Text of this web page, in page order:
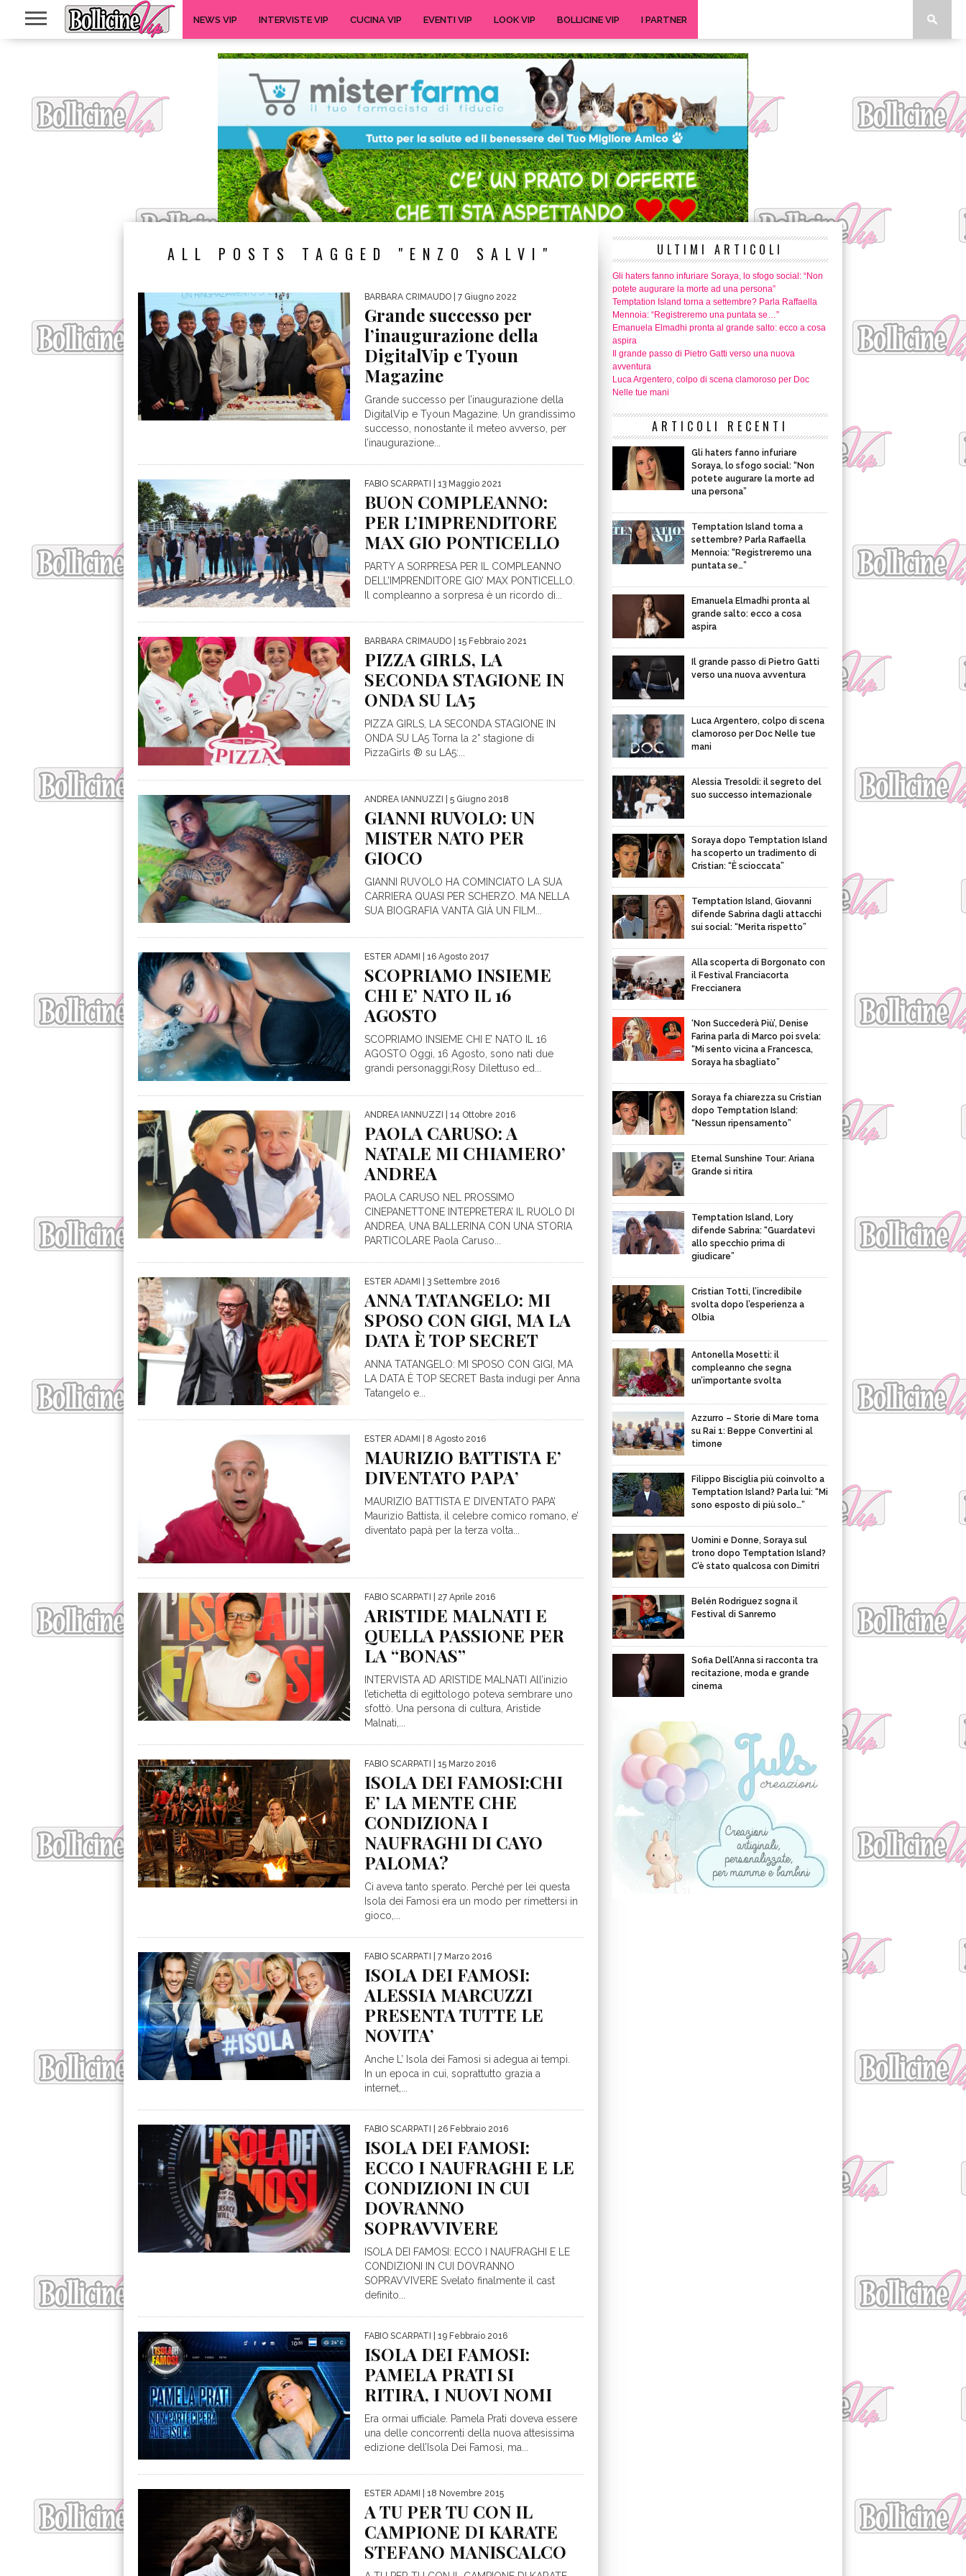
NEWS VIP INTERVISTE VIP CUCINA VIP EVENTI VIP LOOK VIP BOLLICINE VIP I PARTNER
ALL POSTS TAGGED "ENZO SALVI"
BARBARA CRIMAUDO | 7 Giugno 2022
Grande successo per
l’inaugurazione della
DigitalVip e Tyoun
Magazine
Grande successo per l’inaugurazione della
DigitalVip e Tyoun Magazine. Un grandissimo
successo, nonostante il meteo avverso, per
l’inaugurazione...
FABIO SCARPATI | 13 Maggio 2021
BUON COMPLEANNO:
PER L’IMPRENDITORE
MAX GIO PONTICELLO
PARTY A SORPRESA PER IL COMPLEANNO
DELL’IMPRENDITORE GIO’ MAX PONTICELLO.
Il compleanno a sorpresa è un ricordo di...
BARBARA CRIMAUDO | 15 Febbraio 2021
PIZZA GIRLS, LA
SECONDA STAGIONE IN
ONDA SU LA5
PIZZA GIRLS, LA SECONDA STAGIONE IN
ONDA SU LA5 Torna la 2° stagione di
PizzaGirls ® su LA5:...
ANDREA IANNUZZI | 5 Giugno 2018
GIANNI RUVOLO: UN
MISTER NATO PER
GIOCO
GIANNI RUVOLO HA COMINCIATO LA SUA
CARRIERA QUASI PER SCHERZO. MA NELLA
SUA BIOGRAFIA VANTA GIÀ UN FILM...
ESTER ADAMI | 16 Agosto 2017
SCOPRIAMO INSIEME
CHI E’ NATO IL 16
AGOSTO
SCOPRIAMO INSIEME CHI E’ NATO IL 16
AGOSTO Oggi, 16 Agosto, sono nati due
grandi personaggi;Rosy Dilettuso ed...
ANDREA IANNUZZI | 14 Ottobre 2016
PAOLA CARUSO: A
NATALE MI CHIAMERO’
ANDREA
PAOLA CARUSO NEL PROSSIMO
CINEPANETTONE INTEPRETERA’ IL RUOLO DI
ANDREA, UNA BALLERINA CON UNA STORIA
PARTICOLARE Paola Caruso...
ESTER ADAMI | 3 Settembre 2016
ANNA TATANGELO: MI
SPOSO CON GIGI, MA LA
ANNA TATANGELO: MI SPOSO CON GIGI, MA
LA DATA È TOP SECRET‏ Basta indugi per Anna
Tatangelo e...
ESTER ADAMI | 8 Agosto 2016
MAURIZIO BATTISTA E’
DIVENTATO PAPA’
MAURIZIO BATTISTA E’ DIVENTATO PAPA’
Maurizio Battista, il celebre comico romano, e’
diventato papà per la terza volta...
FABIO SCARPATI | 27 Aprile 2016
ARISTIDE MALNATI E
QUELLA PASSIONE PER
LA “BONAS”
INTERVISTA AD ARISTIDE MALNATI All’inizio
l’etichetta di egittologo poteva sembrare uno
sfottò. Una persona di cultura, Aristide
Malnati,...
FABIO SCARPATI | 15 Marzo 2016
ISOLA DEI FAMOSI:CHI
E’ LA MENTE CHE
CONDIZIONA I
NAUFRAGHI DI CAYO
PALOMA?
Ci aveva tanto sperato. Perché per lei questa
Isola dei Famosi era un modo per rimettersi in
gioco,...
FABIO SCARPATI | 7 Marzo 2016
ISOLA DEI FAMOSI:
ALESSIA MARCUZZI
PRESENTA TUTTE LE
NOVITA’
Anche L’ Isola dei Famosi si adegua ai tempi.
In un epoca in cui, soprattutto grazia a
internet,...
FABIO SCARPATI | 26 Febbraio 2016
ISOLA DEI FAMOSI:
ECCO I NAUFRAGHI E LE
CONDIZIONI IN CUI
DOVRANNO
SOPRAVVIVERE
ISOLA DEI FAMOSI: ECCO I NAUFRAGHI E LE
CONDIZIONI IN CUI DOVRANNO
SOPRAVVIVERE Svelato finalmente il cast
definito...
FABIO SCARPATI | 19 Febbraio 2016
ISOLA DEI FAMOSI:
PAMELA PRATI SI
RITIRA, I NUOVI NOMI
Era ormai ufficiale. Pamela Prati doveva essere
una delle concorrenti della nuova attesissima
edizione dell’Isola Dei Famosi, ma...
ESTER ADAMI | 18 Novembre 2015
A TU PER TU CON IL
CAMPIONE DI KARATE
STEFANO MANISCALCO
ULTIMI ARTICOLI
Gli haters fanno infuriare Soraya, lo sfogo social: “Non
potete augurare la morte ad una persona”
Temptation Island torna a settembre? Parla Raffaella
Mennoia: “Registreremo una puntata se…”
Emanuela Elmadhi pronta al grande salto: ecco a cosa
aspira
Il grande passo di Pietro Gatti verso una nuova
avventura
Luca Argentero, colpo di scena clamoroso per Doc
Nelle tue mani
ARTICOLI RECENTI
Gli haters fanno infuriare
Soraya, lo sfogo social: “Non
potete augurare la morte ad
una persona”
Temptation Island torna a
settembre? Parla Raffaella
Mennoia: “Registreremo una
puntata se…”
Emanuela Elmadhi pronta al
grande salto: ecco a cosa
aspira
Il grande passo di Pietro Gatti
verso una nuova avventura
Luca Argentero, colpo di scena
clamoroso per Doc Nelle tue
mani
Alessia Tresoldi: il segreto del
suo successo internazionale
Soraya dopo Temptation Island
ha scoperto un tradimento di
Cristian: “È scioccata”
Temptation Island, Giovanni
difende Sabrina dagli attacchi
sui social: “Merita rispetto”
Alla scoperta di Borgonato con
il Festival Franciacorta
Freccianera
‘Non Succederà Più’, Denise
Farina parla di Marco poi svela:
“Mi sento vicina a Francesca,
Soraya ha sbagliato”
Soraya fa chiarezza su Cristian
dopo Temptation Island:
“Nessun ripensamento”
Eternal Sunshine Tour: Ariana
Grande si ritira
Temptation Island, Lory
difende Sabrina: “Guardatevi
allo specchio prima di
giudicare”
Cristian Totti, l’incredibile
svolta dopo l’esperienza a
Olbia
Antonella Mosetti: il
compleanno che segna
un’importante svolta
Azzurro – Storie di Mare torna
su Rai 1: Beppe Convertini al
timone
Filippo Bisciglia più coinvolto a
Temptation Island? Parla lui: “Mi
sono esposto di più solo…”
Uomini e Donne, Soraya sul
trono dopo Temptation Island?
C’è stato qualcosa con Dimitri
Belén Rodriguez sogna il
Festival di Sanremo
Sofia Dell’Anna si racconta tra
recitazione, moda e grande
cinema